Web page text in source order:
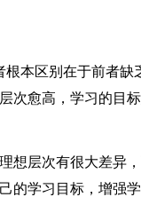
根本区别在于前者
次愈高，学习的目
想层次有很大差异
的学习目标，增强